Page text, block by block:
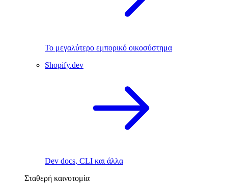
Το μεγαλύτερο εμπορικό οικοσύστημα
Shopify.dev
Dev docs, CLI και άλλα
Σταθερή καινοτομία